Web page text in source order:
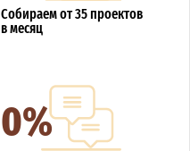
Собираем от 35 проектов
в месяц
0%